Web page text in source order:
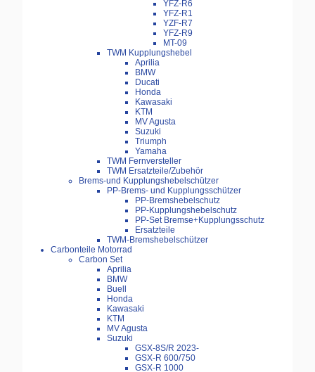
YFZ-R6
YFZ-R1
YZF-R7
YFZ-R9
MT-09
TWM Kupplungshebel
Aprilia
BMW
Ducati
Honda
Kawasaki
KTM
MV Agusta
Suzuki
Triumph
Yamaha
TWM Fernversteller
TWM Ersatzteile/Zubehör
Brems-und Kupplungshebelschützer
PP-Brems- und Kupplungsschützer
PP-Bremshebelschutz
PP-Kupplungshebelschutz
PP-Set Bremse+Kupplungsschutz
Ersatzteile
TWM-Bremshebelschützer
Carbonteile Motorrad
Carbon Set
Aprilia
BMW
Buell
Honda
Kawasaki
KTM
MV Agusta
Suzuki
GSX-8S/R 2023-
GSX-R 600/750
GSX-R 1000